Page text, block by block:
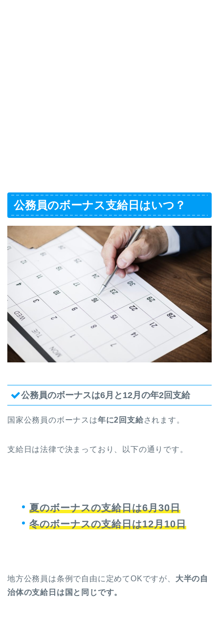
公務員のボーナス支給日はいつ？
公務員のボーナスは6月と12月の年2回支給
国家公務員のボーナスは年に2回支給されます。
支給日は法律で決まっており、以下の通りです。
夏のボーナスの支給日は6月30日
冬のボーナスの支給日は12月10日
地方公務員は条例で自由に定めてOKですが、 大半の自
治体の支給日は国と同じです。